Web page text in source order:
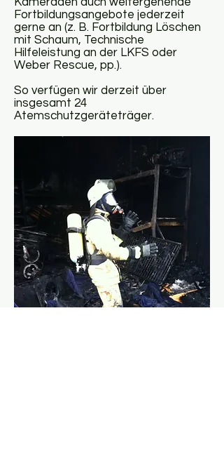
Fortbildungsangebote jederzeit
gerne an (z. B. Fortbildung Löschen
mit Schaum, Technische
Hilfeleistung an der LKFS oder
Weber Rescue, pp.).
So verfügen wir derzeit über
insgesamt 24
Atemschutzgeräteträger.